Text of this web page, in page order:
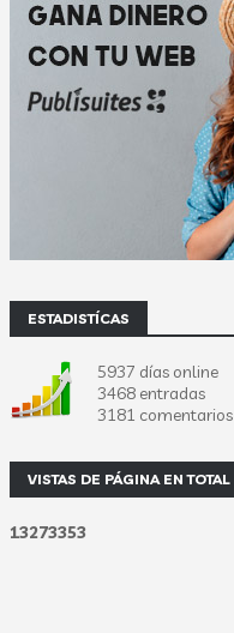
ESTADISTÍCAS
5937 días online
3468 entradas
3181 comentarios
VISTAS DE PÁGINA EN TOTAL
13273353